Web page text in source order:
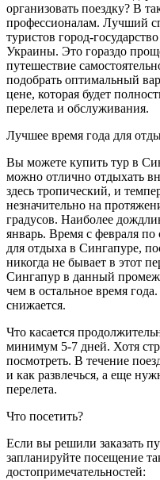
организовать поездку? В
профессионалам. Лучший
туристов город-
Украины. Это гораздо
путешествие
подобрать оптимальный
цене, которая будет
перелета и обслуживания.
Лучшее время года для
Вы можете купить тур в
можно отлично отдыхать
здесь тропический, и
незначительно на
градусов. Наиболее
январь. Время с февраля по
для отдыха в Сингапуре,
никогда не бывает в этот
Сингапур в данный
чем в остальное время
снижается.
Что касается
минимум 5-7 дней. Хотя
посмотреть. В течение
и как развлечься, а еще
перелета.
Что посетить?
Если вы решили заказать
запланируйте посещение
достопримечательностей: